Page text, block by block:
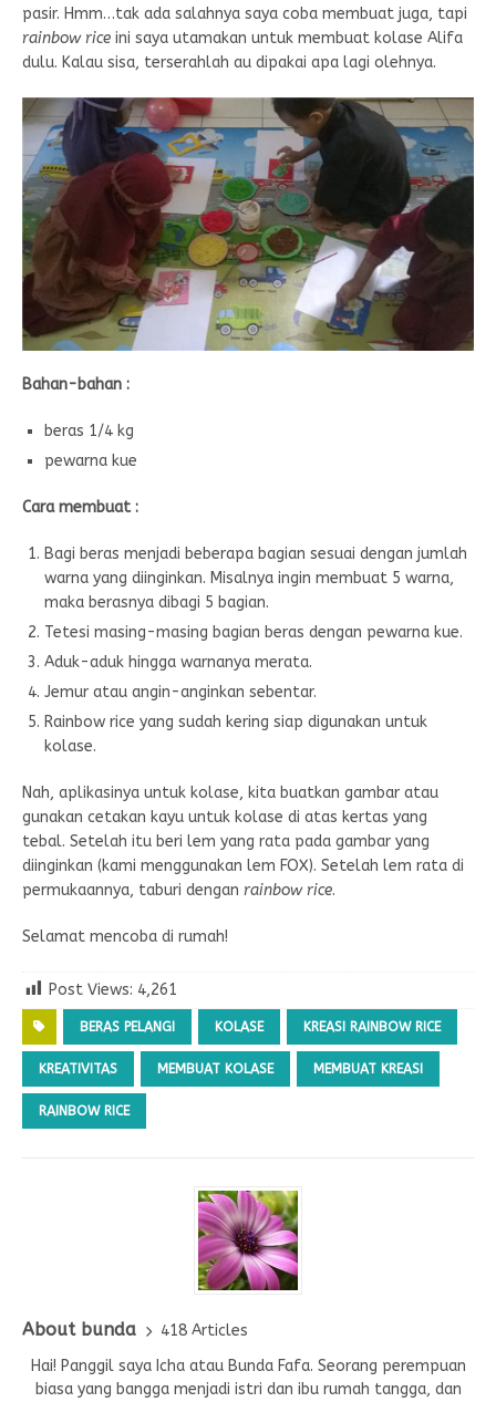
pasir. Hmm…tak ada salahnya saya coba membuat juga, tapi
rainbow rice ini saya utamakan untuk membuat kolase Alifa
dulu. Kalau sisa, terserahlah au dipakai apa lagi olehnya.
Bahan-bahan :
beras 1/4 kg
pewarna kue
Cara membuat :
Bagi beras menjadi beberapa bagian sesuai dengan jumlah
warna yang diinginkan. Misalnya ingin membuat 5 warna,
maka berasnya dibagi 5 bagian.
Tetesi masing-masing bagian beras dengan pewarna kue.
Aduk-aduk hingga warnanya merata.
Jemur atau angin-anginkan sebentar.
Rainbow rice yang sudah kering siap digunakan untuk
kolase.
Nah, aplikasinya untuk kolase, kita buatkan gambar atau
gunakan cetakan kayu untuk kolase di atas kertas yang
tebal. Setelah itu beri lem yang rata pada gambar yang
diinginkan (kami menggunakan lem FOX). Setelah lem rata di
permukaannya, taburi dengan rainbow rice.
Selamat mencoba di rumah!
Post Views: 4,261
BERAS PELANGI KOLASE KREASI RAINBOW RICE
KREATIVITAS MEMBUAT KOLASE MEMBUAT KREASI
RAINBOW RICE
About bunda
418 Articles
Hai! Panggil saya Icha atau Bunda Fafa. Seorang perempuan
biasa yang bangga menjadi istri dan ibu rumah tangga, dan